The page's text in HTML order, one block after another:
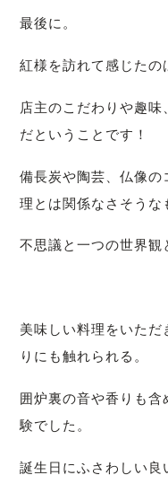
最後に。
紅様を訪れて感じたの
店主のこだわりや趣
だということです！
備長炭や陶芸、仏像
理とは関係なさそうな
不思議と一つの世界観
美味しい料理をいた
りにも触れられる。
囲炉裏の音や香りも
験でした。
誕生日にふさわしい良